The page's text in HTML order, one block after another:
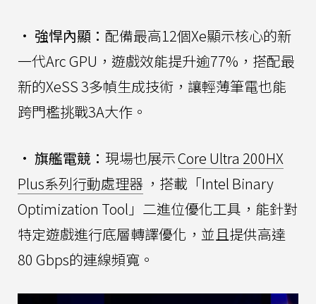
• 強悍內顯： 配備最高12個Xe顯示核心的新
一代Arc GPU，遊戲效能提升逾77%，搭配最
新的XeSS 3多幀生成技術，讓輕薄筆電也能
跨門檻挑戰3A大作。
• 旗艦電競： 現場也展示Core Ultra 200HX
Plus系列行動處理器 ，搭載「Intel Binary
Optimization Tool」二進位優化工具，能針對
特定遊戲進行底層轉譯優化，並且提供高達
80 Gbps的連線頻寬。